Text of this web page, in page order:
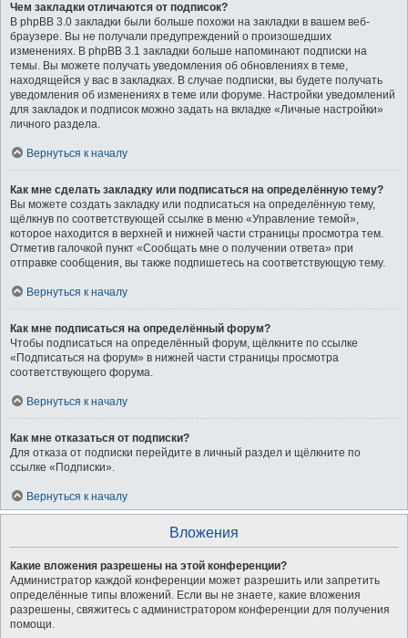
Чем закладки отличаются от подписок?
В phpBB 3.0 закладки были больше похожи на закладки в вашем веб-
браузере. Вы не получали предупреждений о произошедших
изменениях. В phpBB 3.1 закладки больше напоминают подписки на
темы. Вы можете получать уведомления об обновлениях в теме,
находящейся у вас в закладках. В случае подписки, вы будете получать
уведомления об изменениях в теме или форуме. Настройки уведомлений
для закладок и подписок можно задать на вкладке «Личные настройки»
личного раздела.
Вернуться к началу
Как мне сделать закладку или подписаться на определённую тему?
Вы можете создать закладку или подписаться на определённую тему,
щёлкнув по соответствующей ссылке в меню «Управление темой»,
которое находится в верхней и нижней части страницы просмотра тем.
Отметив галочкой пункт «Сообщать мне о получении ответа» при
отправке сообщения, вы также подпишетесь на соответствующую тему.
Вернуться к началу
Как мне подписаться на определённый форум?
Чтобы подписаться на определённый форум, щёлкните по ссылке
«Подписаться на форум» в нижней части страницы просмотра
соответствующего форума.
Вернуться к началу
Как мне отказаться от подписки?
Для отказа от подписки перейдите в личный раздел и щёлкните по
ссылке «Подписки».
Вернуться к началу
Вложения
Какие вложения разрешены на этой конференции?
Администратор каждой конференции может разрешить или запретить
определённые типы вложений. Если вы не знаете, какие вложения
разрешены, свяжитесь с администратором конференции для получения
помощи.